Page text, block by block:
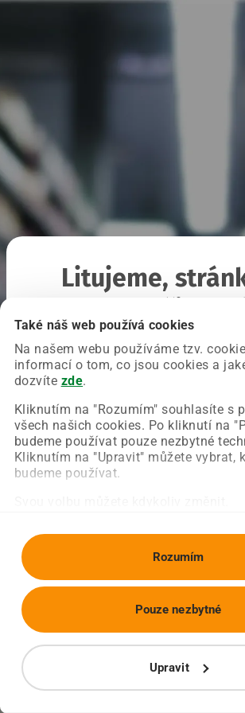
Také náš web používá cookies
Na našem webu používáme tzv.
informací o tom, co jsou cookies a
dozvíte zde.
Kliknutím na "Rozumím" souhlasíte s
všech našich cookies. Po kliknutí na
budeme používat pouze nezbytné
Kliknutím na "Upravit" můžete vybrat,
budeme používat.
Rozumím
Upravit
Pouze nezbytné
Litujeme,
Chyba nastala na naší straně a už
Zkuste prosím znovu načíst
Obnovit stránku Úvodní